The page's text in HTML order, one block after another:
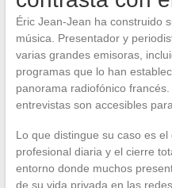
Éric Jean-Jean ha construido
música. Presentador y
varias grandes emisoras,
programas que lo han
panorama radiofónico
entrevistas son accesibles
Lo que distingue su caso es
profesional diaria y el cierre
entorno donde muchos
de su vida privada en las